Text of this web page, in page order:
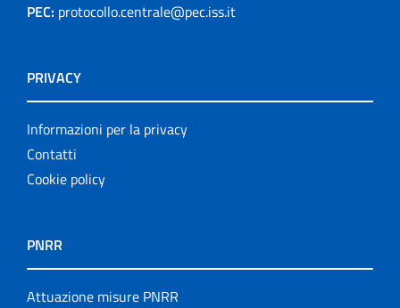
PEC: protocollo.centrale@pec.iss.it
PRIVACY
Informazioni per la privacy
Contatti
Cookie policy
PNRR
Attuazione misure PNRR